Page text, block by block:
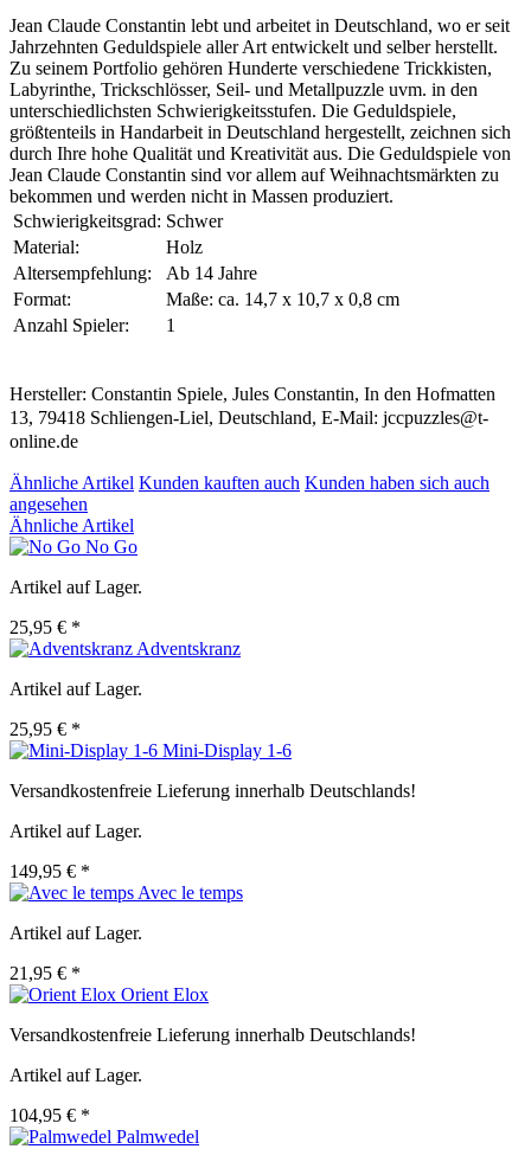
Jean Claude Constantin lebt und arbeitet in Deutschland, wo er seit
Jahrzehnten Geduldspiele aller Art entwickelt und selber herstellt.
Zu seinem Portfolio gehören Hunderte verschiedene Trickkisten,
Labyrinthe, Trickschlösser, Seil- und Metallpuzzle uvm. in den
unterschiedlichsten Schwierigkeitsstufen. Die Geduldspiele,
größtenteils in Handarbeit in Deutschland hergestellt, zeichnen sich
durch Ihre hohe Qualität und Kreativität aus. Die Geduldspiele von
Jean Claude Constantin sind vor allem auf Weihnachtsmärkten zu
bekommen und werden nicht in Massen produziert.
Schwierigkeitsgrad: Schwer
Material:
Holz
Altersempfehlung:
Ab 14 Jahre
Format:
Maße: ca. 14,7 x 10,7 x 0,8 cm
Anzahl Spieler:
1
Hersteller: Constantin Spiele, Jules Constantin, In den Hofmatten
13, 79418 Schliengen-Liel, Deutschland, E-Mail: jccpuzzles@t-
online.de
Ähnliche Artikel Kunden kauften auch Kunden haben sich auch
angesehen
Ähnliche Artikel
No Go
Artikel auf Lager.
25,95 € *
Adventskranz
Artikel auf Lager.
25,95 € *
Mini-Display 1-6
Versandkostenfreie Lieferung innerhalb Deutschlands!
Artikel auf Lager.
149,95 € *
Avec le temps
Artikel auf Lager.
21,95 € *
Orient Elox
Versandkostenfreie Lieferung innerhalb Deutschlands!
Artikel auf Lager.
104,95 € *
Palmwedel